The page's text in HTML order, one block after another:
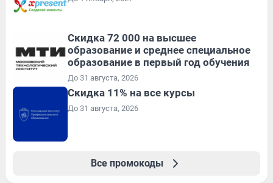
Скидка 72 000 на высшее
образование и среднее специальное
образование в первый год обучения
До 31 августа, 2026
Скидка 11% на все курсы
До 31 августа, 2026
Все промокоды